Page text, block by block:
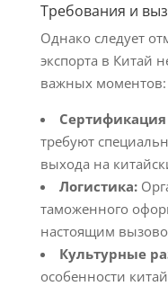
Требования и
Однако следует
экспорта в Китай
важных моментов:
Сертификация
требуют
выхода на
Логистика:
таможенного
настоящим
Культурные
особенности